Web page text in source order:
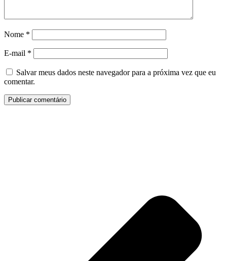
Nome *
E-mail *
Salvar meus dados neste navegador para a próxima vez que eu
comentar.